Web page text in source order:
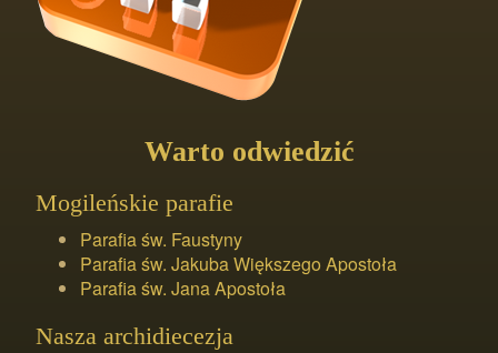
Warto odwiedzić
Mogileńskie parafie
Parafia św. Faustyny
Parafia św. Jakuba Większego Apostoła
Parafia św. Jana Apostoła
Nasza archidiecezja